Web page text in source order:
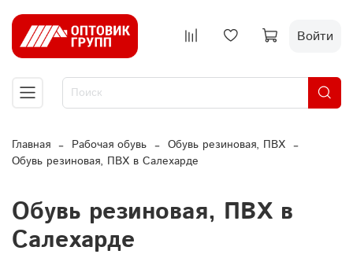
Войти
Главная Рабочая обувь
Обувь резиновая, ПВХ
Обувь резиновая, ПВХ в Салехарде
Обувь резиновая, ПВХ в
Салехарде